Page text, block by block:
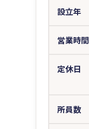
設立年
営業時間
定休日
所員数